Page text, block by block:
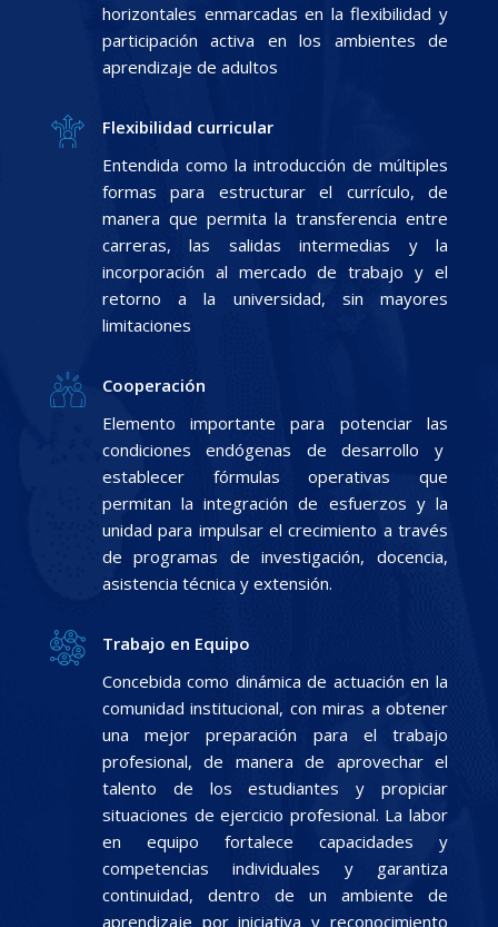
horizontales enmarcadas en la flexibilidad y
participación activa en los ambientes de
aprendizaje de adultos
Flexibilidad curricular
Entendida como la introducción de múltiples
formas para estructurar el currículo, de
manera que permita la transferencia entre
carreras, las salidas intermedias y la
incorporación al mercado de trabajo y el
retorno a la universidad, sin mayores
limitaciones
Cooperación
Elemento importante para potenciar las
condiciones endógenas de desarrollo y
establecer fórmulas operativas que
permitan la integración de esfuerzos y la
unidad para impulsar el crecimiento a través
de programas de investigación, docencia,
asistencia técnica y extensión.
Trabajo en Equipo
Concebida como dinámica de actuación en la
comunidad institucional, con miras a obtener
una mejor preparación para el trabajo
profesional, de manera de aprovechar el
talento de los estudiantes y propiciar
situaciones de ejercicio profesional. La labor
en equipo fortalece capacidades y
competencias individuales y garantiza
continuidad, dentro de un ambiente de
aprendizaje por iniciativa y reconocimiento